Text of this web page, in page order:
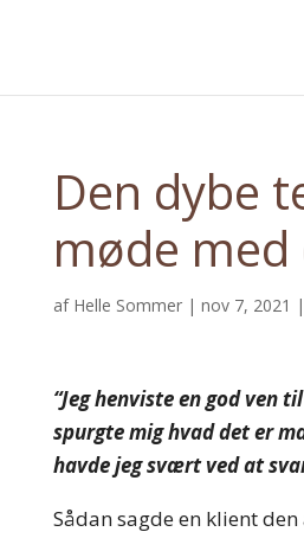
Den dybe
møde med
af Helle Sommer| nov 7, 2021 |
“Jeg henviste en god ven
spurgte mig hvad det er
havde jeg svært ved at
Sådan sagde en klient